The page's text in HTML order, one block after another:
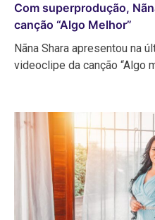
Com superprodução,
canção “Algo Melhor”
Nãna Shara apresentou na
videoclipe da canção “Algo